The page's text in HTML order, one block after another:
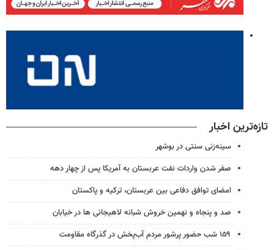
تازه‌ترین اخبار
سینه‌زنی سنتی در بوشهر
صفر شدن واردات نفت عربستان به آمریکا پس از چهار دهه
امضای توافق دفاعی بین عربستان، ترکیه و پاکستان
صد و پنجاه و نهمین خروش شبانه لاهیجانی ها در خیابان
۱۵۹ شب حضور پرشور مردم آب‌پخش در گذرگاه مقاومت